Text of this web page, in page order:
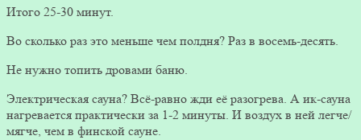
Итого 25-30 минут.
Во сколько раз это меньше чем полдня? Раз в восемь-десять.
Не нужно топить дровами баню.
Электрическая сауна? Всё-равно жди её разогрева. А ик-сауна
нагревается практически за 1-2 минуты. И воздух в ней легче/
мягче, чем в финской сауне.